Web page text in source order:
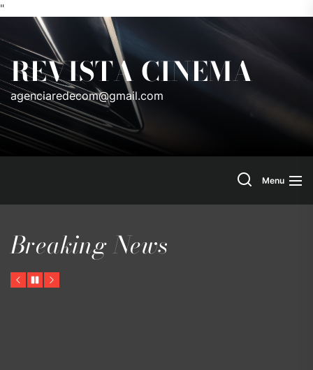
"
to
the
content
REVISTA CINEMA
agenciaredecom@gmail.com
SearchMenu
Breaking News
Previous
PauseNext